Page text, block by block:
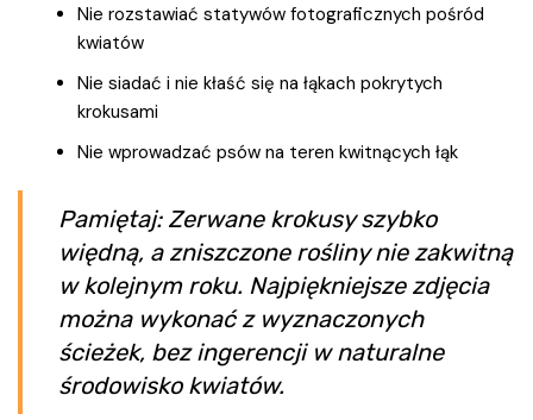
Nie rozstawiać statywów fotograficznych pośród
kwiatów
Nie siadać i nie kłaść się na łąkach pokrytych
krokusami
Nie wprowadzać psów na teren kwitnących łąk
Pamiętaj: Zerwane krokusy szybko
więdną, a zniszczone rośliny nie zakwitną
w kolejnym roku. Najpiękniejsze zdjęcia
można wykonać z wyznaczonych
ścieżek, bez ingerencji w naturalne
środowisko kwiatów.